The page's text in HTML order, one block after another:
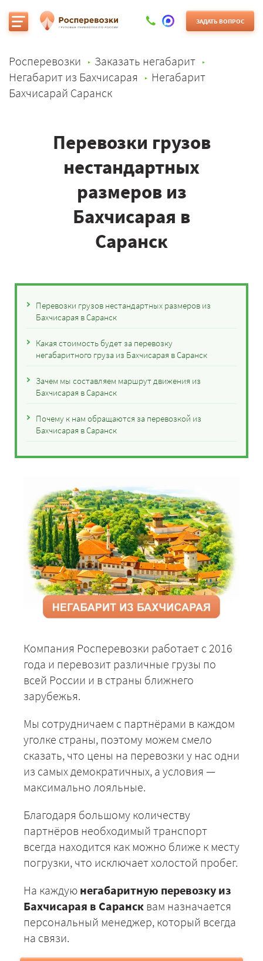
ЗАДАТЬ ВОПРОС
Росперевозки
Заказать негабарит
Негабарит из Бахчисарая
Негабарит
Бахчисарай Саранск
Перевозки грузов
нестандартных
размеров из
Бахчисарая в
Саранск
Перевозки грузов нестандартных размеров из
Бахчисарая в Саранск
Какая стоимость будет за перевозку
негабаритного груза из Бахчисарая в Саранск
Зачем мы составляем маршрут движения из
Бахчисарая в Саранск
Почему к нам обращаются за перевозкой из
Бахчисарая в Саранск
Компания Росперевозки работает с 2016
года и перевозит различные грузы по
всей России и в страны ближнего
зарубежья.
Мы сотрудничаем с партнёрами в каждом
уголке страны, поэтому можем смело
сказать, что цены на перевозки у нас одни
из самых демократичных, а условия —
максимально лояльные.
Благодаря большому количеству
партнёров необходимый транспорт
всегда находится как можно ближе к месту
погрузки, что исключает холостой пробег.
На каждую негабаритную перевозку из
Бахчисарая в Саранск вам назначается
персональный менеджер, который всегда
на связи.